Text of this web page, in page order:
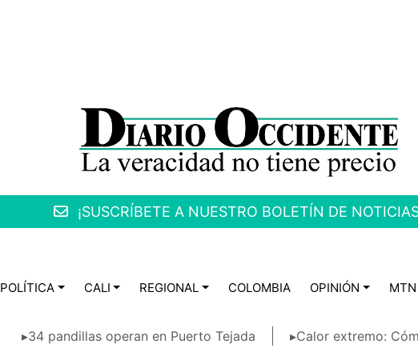
¡SUSCRÍBETE A NUESTRO BOLETÍN DE
POLÍTICA CALI REGIONAL COLOMBIA OPINIÓN MTN
▸34 pandillas operan en Puerto Tejada ▸Calor extremo: